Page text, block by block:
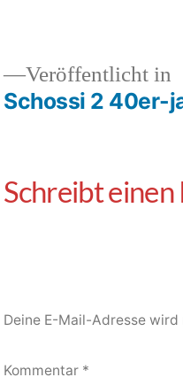
Veröffentlicht in
Schossi 2 40er-
Deine E-Mail-Adresse
Kommentar *